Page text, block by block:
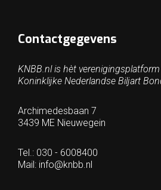
Contactgegevens
KNBB.nl is hèt
Koninklijke Nederlandse Biljart
Archimedesbaan 7
3439 ME Nieuwegein
Tel.: 030 - 6008400
Mail: info@knbb.nl